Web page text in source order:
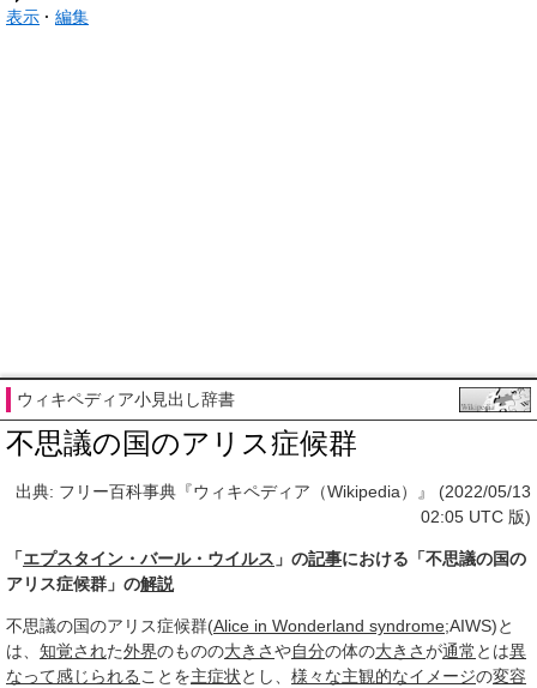
表示 編集
ウィキペディア小見出し辞書
不思議の国のアリス症候群
出典: フリー百科事典『ウィキペディア（Wikipedia）』 (2022/05/13
02:05 UTC 版)
「エプスタイン・バール・ウイルス 」の記事における「不思議の国の
アリス症候群」の解説
不思議の国のアリス症候群(Alice in Wonderland syndrome;AIWS)と
は、 知覚された外界のものの大きさや自分の体の大きさが通常 とは異
なって感じられることを主症状とし、 様々な主観的なイメージの変容